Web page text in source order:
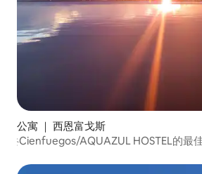
公寓 ｜ 西恩富戈斯